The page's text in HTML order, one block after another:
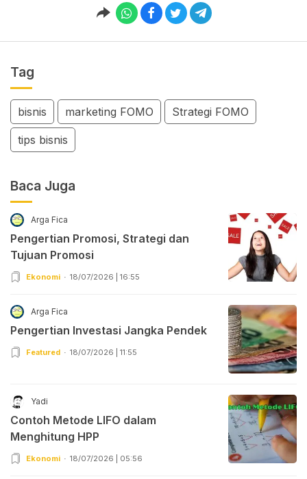
Tag
bisnis marketing FOMO Strategi FOMO
tips bisnis
Baca Juga
Arga Fica
Pengertian Promosi, Strategi dan
Tujuan Promosi
Ekonomi 18/07/2026 | 16:55
Arga Fica
Pengertian Investasi Jangka Pendek
Featured 18/07/2026 | 11:55
Yadi
Contoh Metode LIFO dalam
Menghitung HPP
Ekonomi 18/07/2026 | 05:56